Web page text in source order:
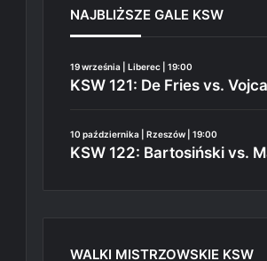
NAJBLIŻSZE GALE KSW
19 września | Liberec | 19:00
KSW 121: De Fries vs.
10 października | Rzeszów | 19:00
KSW 122: Bartosiński vs.
WALKI MISTRZOWSKIE KSW